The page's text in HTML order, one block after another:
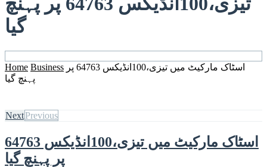
گیا
Home Business اسٹاک مارکیٹ میں تیزی،100انڈیکس 64763 پر
پہنچ گیا
NextPrevious
اسٹاک مارکیٹ میں تیزی،100انڈیکس 64763
پر پہنچ گیا